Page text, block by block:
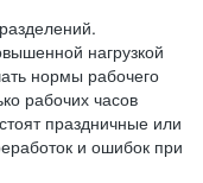
нагрузкой
нормы рабочего
рабочих часов
праздничные или
и ошибок при